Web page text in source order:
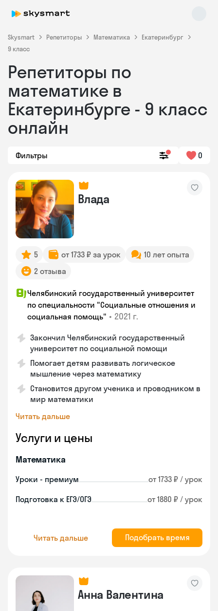
Skysmart Репетиторы Математика
Екатеринбург
9 класс
Репетиторы по
математике в
Екатеринбурге - 9 класс
онлайн
Фильтры 0
Влада
5 от 1733 ₽ за урок
10 лет опыта
2 отзыва
Челябинский государственный университет
по специальности "Социальные отношения и
социальная помощь" • 2021 г.
Закончил Челябинский государственный
университет по социальной помощи
Помогает детям развивать логическое
мышление через математику
Становится другом ученика и проводником в
мир математики
Читать дальше
Услуги и цены
Математика
Уроки - премиум от 1733 ₽ / урок
Подготовка к ЕГЭ/ОГЭ от 1880 ₽ / урок
Читать дальше Подобрать время
Анна Валентина
Skysmart Chat